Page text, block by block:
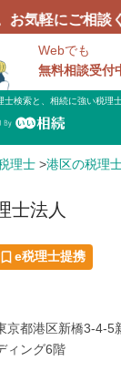
Webでも
無料相談受付
にご相談ください
士検索と、相続に強い税理
理士>港区の税理
士法人
e税理士提携
京都港区新橋3-4-5
ィング6階